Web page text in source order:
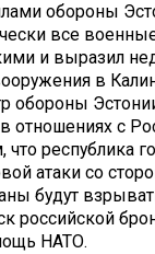
обороны
все
и выразил
в
обороны
в отношениях с
республика
атаки со
будут
российской
НАТО.